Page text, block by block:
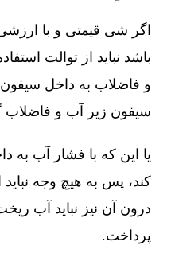
اگر شی قیمتی و با ارزشی
باشد نباید از توالت
و فاضلاب به داخل
سیفون زیر آب و فاضلاب
یا این که با فشار آب
کند، پس به هیچ وجه نباید
درون آن نیز نباید آب
پرداخت.